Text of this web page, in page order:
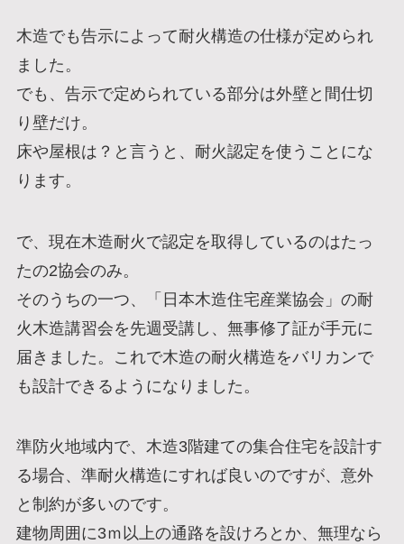
木造でも告示によって耐火構造の仕様が定められ
ました。
でも、告示で定められている部分は外壁と間仕切
り壁だけ。
床や屋根は？と言うと、耐火認定を使うことにな
ります。
で、現在木造耐火で認定を取得しているのはたっ
たの2協会のみ。
そのうちの一つ、「日本木造住宅産業協会」の耐
火木造講習会を先週受講し、無事修了証が手元に
届きました。これで木造の耐火構造をバリカンで
も設計できるようになりました。
準防火地域内で、木造3階建ての集合住宅を設計す
る場合、準耐火構造にすれば良いのですが、意外
と制約が多いのです。
建物周囲に3ｍ以上の通路を設けろとか、無理なら